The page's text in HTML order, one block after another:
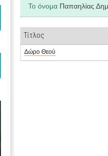
Το όνομα Παπαηλίας
Τίτλος
Δώρο Θεού